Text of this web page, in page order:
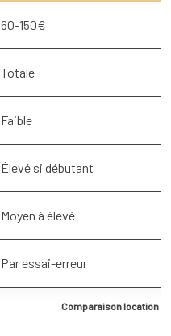
Comparaison location
60-150€
Totale
Faible
Élevé si débutant
Moyen à élevé
Par essai-erreur